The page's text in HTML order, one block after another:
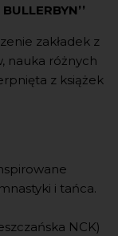
’’
zakładek z
nauka różnych
z książek
i tańca.
NCK)